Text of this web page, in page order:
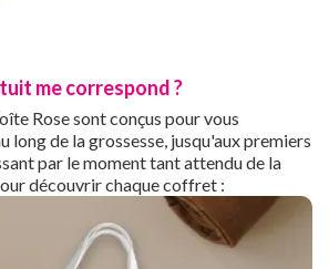
me correspond ?
Rose sont conçus pour vous
long de la grossesse, jusqu'aux premiers
par le moment tant attendu de la
découvrir chaque coffret :